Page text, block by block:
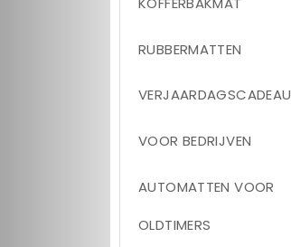
RUBBERMATTEN
VERJAARDAGSCADEAU
VOOR BEDRIJVEN
AUTOMATTEN VOOR
OLDTIMERS